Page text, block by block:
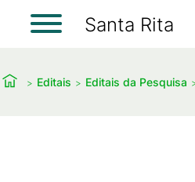
Santa Rita
Editais Editais da Pesquisa